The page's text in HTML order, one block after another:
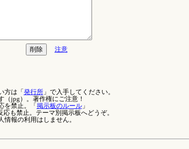
注意
方は「 発行所」で入手してください。
（jpg）。著作権にご注意！
を禁止。「 掲示板のルール」
応も禁止。テーマ別掲示板へどうぞ。
情報の利用はしません。